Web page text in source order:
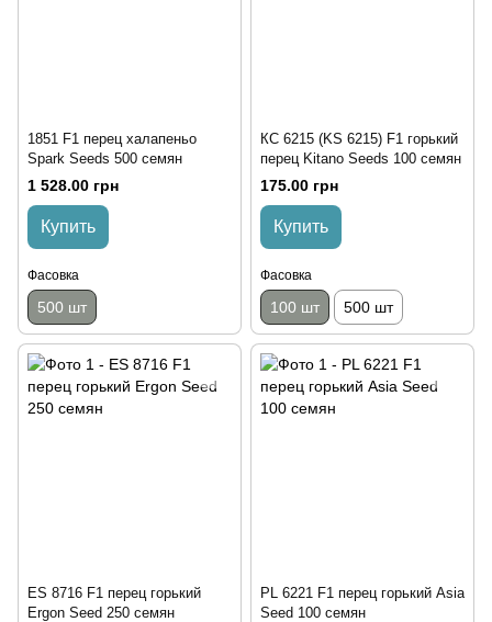
1851 F1 перец халапеньо
Spark Seeds 500 семян
1 528.00 грн
Купить
Фасовка
500 шт
КС 6215 (KS 6215) F1 горький
перец Kitano Seeds 100 семян
175.00 грн
Купить
Фасовка
100 шт 500 шт
ES 8716 F1 перец горький
Ergon Seed 250 семян
PL 6221 F1 перец горький Asia
Seed 100 семян